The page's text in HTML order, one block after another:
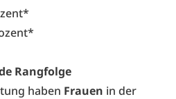
Rangfolge
haben Frauen in der